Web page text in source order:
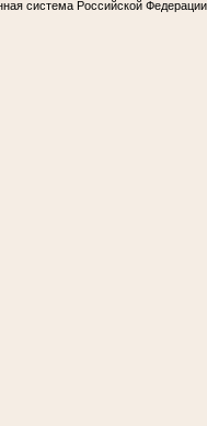
система Российской